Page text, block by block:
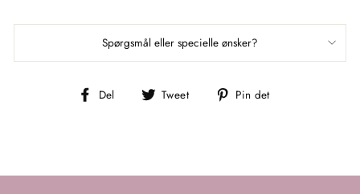
Spørgsmål eller specielle ønsker?
Del
Del
Tweet
Tweet Pin det